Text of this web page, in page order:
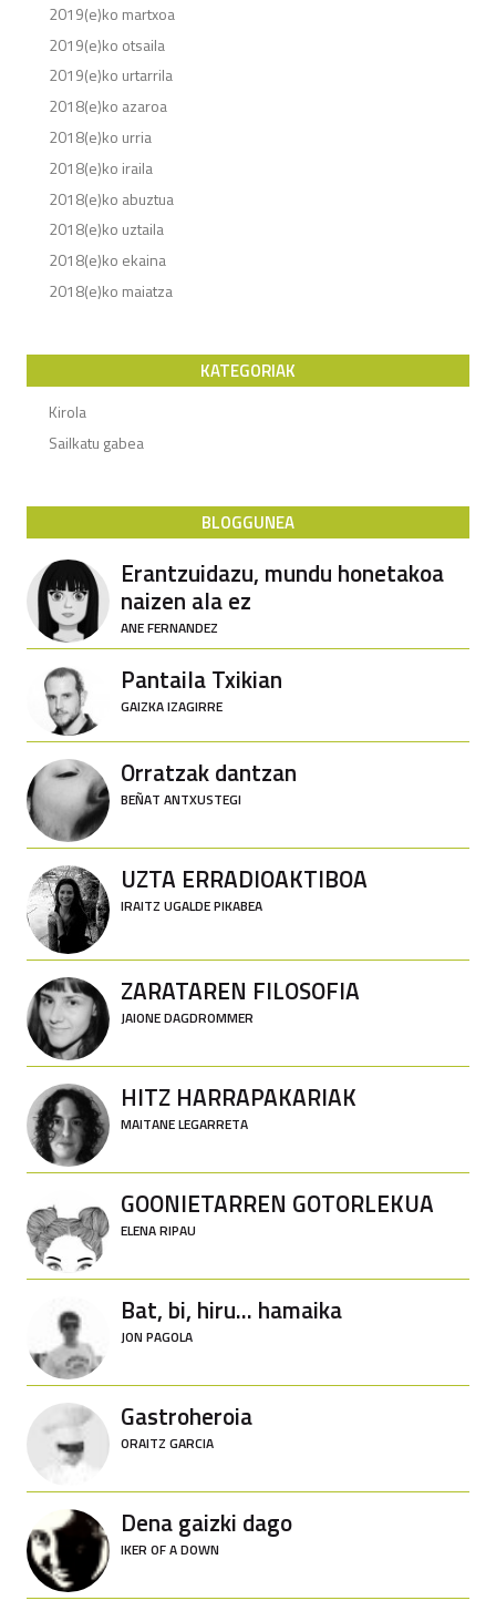
2019(e)ko martxoa
2019(e)ko otsaila
2019(e)ko urtarrila
2018(e)ko azaroa
2018(e)ko urria
2018(e)ko iraila
2018(e)ko abuztua
2018(e)ko uztaila
2018(e)ko ekaina
2018(e)ko maiatza
KATEGORIAK
Kirola
Sailkatu gabea
BLOGGUNEA
Erantzuidazu, mundu honetakoa
naizen ala ez
ANE FERNANDEZ
Pantaila Txikian
GAIZKA IZAGIRRE
Orratzak dantzan
BEÑAT ANTXUSTEGI
UZTA ERRADIOAKTIBOA
IRAITZ UGALDE PIKABEA
ZARATAREN FILOSOFIA
JAIONE DAGDROMMER
HITZ HARRAPAKARIAK
MAITANE LEGARRETA
GOONIETARREN GOTORLEKUA
ELENA RIPAU
Bat, bi, hiru... hamaika
JON PAGOLA
Gastroheroia
ORAITZ GARCIA
Dena gaizki dago
IKER OF A DOWN